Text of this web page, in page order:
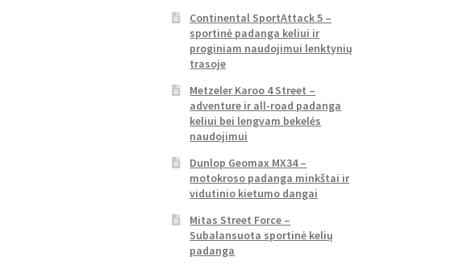
Continental SportAttack 5 –
sportinė padanga keliui ir
proginiam naudojimui lenktynių
trasoje
Metzeler Karoo 4 Street –
adventure ir all-road padanga
keliui bei lengvam bekelės
naudojimui
Dunlop Geomax MX34 –
motokroso padanga minkštai ir
vidutinio kietumo dangai
Mitas Street Force –
Subalansuota sportinė kelių
padanga